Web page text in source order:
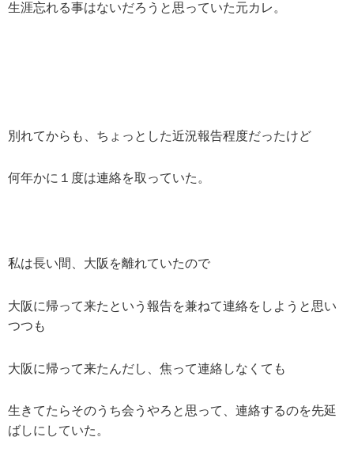
生涯忘れる事はないだろうと思っていた元カレ。
別れてからも、ちょっとした近況報告程度だったけど
何年かに１度は連絡を取っていた。
私は長い間、大阪を離れていたので
大阪に帰って来たという報告を兼ねて連絡をしようと思い
つつも
大阪に帰って来たんだし、焦って連絡しなくても
生きてたらそのうち会うやろと思って、連絡するのを先延
ばしにしていた。